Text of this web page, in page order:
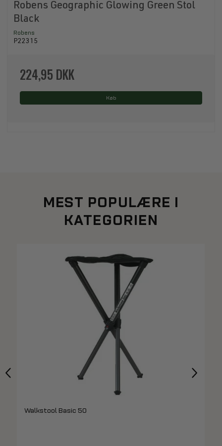
Robens Geographic Glowing Green Stol
Black
Robens
P22315
224,95 DKK
Køb
MEST POPULÆRE I
KATEGORIEN
Walkstool Basic 50